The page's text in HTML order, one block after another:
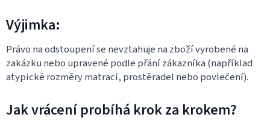
Výjimka:
Právo na odstoupení se nevztahuje na zboží vyrobené na
zakázku nebo upravené podle přání zákazníka (například
atypické rozměry matrací, prostěradel nebo povlečení).
Jak vrácení probíhá krok za krokem?